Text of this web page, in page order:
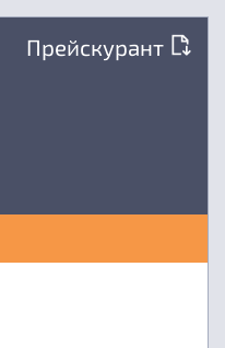
Прейскурант